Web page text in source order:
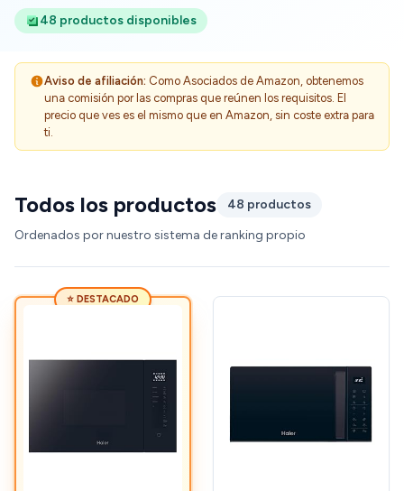
48 productos disponibles
Aviso de afiliación: Como Asociados de Amazon, obtenemos
una comisión por las compras que reúnen los requisitos. El
precio que ves es el mismo que en Amazon, sin coste extra para
ti.
Todos los productos
48 productos
Ordenados por nuestro sistema de ranking propio
⭐ DESTACADO